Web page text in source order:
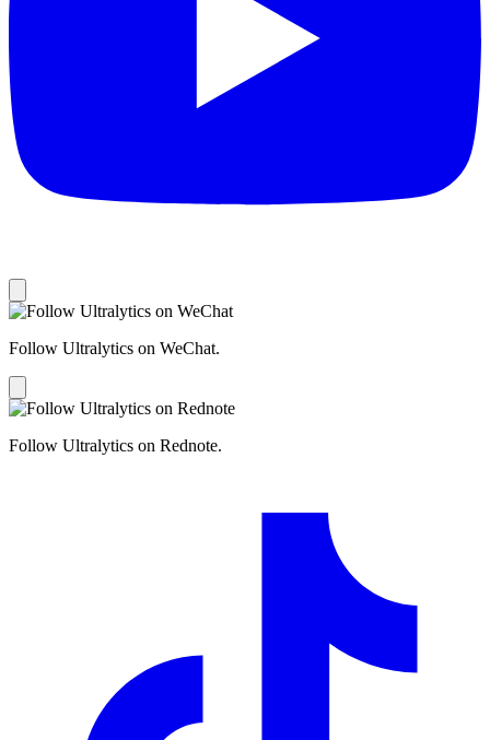
Follow Ultralytics on WeChat.
Follow Ultralytics on Rednote.